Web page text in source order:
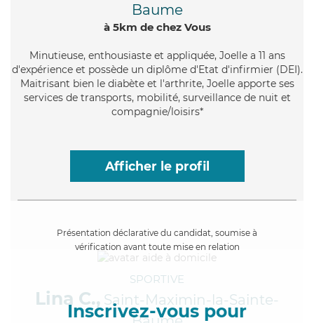
Baume
à 5km de chez Vous
Minutieuse, enthousiaste et appliquée, Joelle a 11 ans
d'expérience et possède un diplôme d'Etat d'infirmier (DEI).
Maitrisant bien le diabète et l'arthrite, Joelle apporte ses
services de transports, mobilité, surveillance de nuit et
compagnie/loisirs*
Afficher le profil
Présentation déclarative du candidat, soumise à
vérification avant toute mise en relation
Inscrivez-vous pour
SPORTIVE
Lina C., Saint-Maximin-la-Sainte-